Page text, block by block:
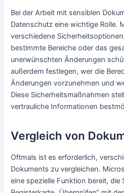
Bei der Arbeit mit sensiblen
Datenschutz eine wichtige Rolle.
verschiedene
bestimmte Bereiche oder das
unerwünschten Änderungen
außerdem festlegen, wer die
Änderungen vorzunehmen und
Diese Sicherheitsmaßnahmen
vertrauliche Informationen
Vergleich von
Oftmals ist es erforderlich,
Dokuments zu vergleichen.
eine spezielle Funktion bereit, die